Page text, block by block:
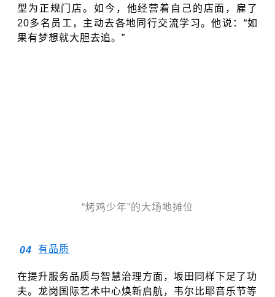
型为正规门店。如今，他经营着自己的店面，雇了
20多名员工，主动去各地同行交流学习。他说：“如
果有梦想就大胆去追。”
“烤鸡少年”的大场地摊位
04 有品质
在提升服务品质与智慧治理方面，坂田同样下足了功
夫。龙岗国际艺术中心焕新启航，韦尔比耶音乐节等